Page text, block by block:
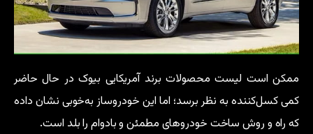
ممکن است لیست محصولات برند آمریکایی بیوک در حال حاضر
کمی کسل‌کننده به نظر برسد؛ اما این خودروساز به‌خوبی نشان داده
که راه و روش ساخت خودروهای مطمئن و بادوام را بلد است.